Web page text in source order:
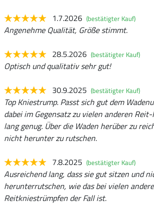
1.7.2026 (bestätigter Kauf)
Angenehme Qualität, Größe stimmt.
28.5.2026 (bestätigter Kauf)
Optisch und qualitativ sehr gut!
30.9.2025 (bestätigter Kauf)
Top Kniestrump. Passt sich gut dem
dabei im Gegensatz zu vielen anderen
lang genug. Über die Waden herüber zu
nicht herunter zu rutschen.
7.8.2025 (bestätigter Kauf)
Ausreichend lang, dass sie gut sitzen und
herunterrutschen, wie das bei vielen
Reitkniestrümpfen der Fall ist.